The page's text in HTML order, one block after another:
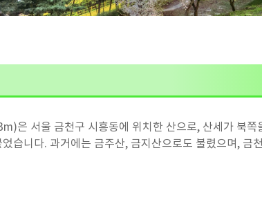
은 서울 금천구 시흥동에 위치한 산으로, 산세가 북쪽
었습니다. 과거에는 금주산, 금지산으로도 불렸으며, 금